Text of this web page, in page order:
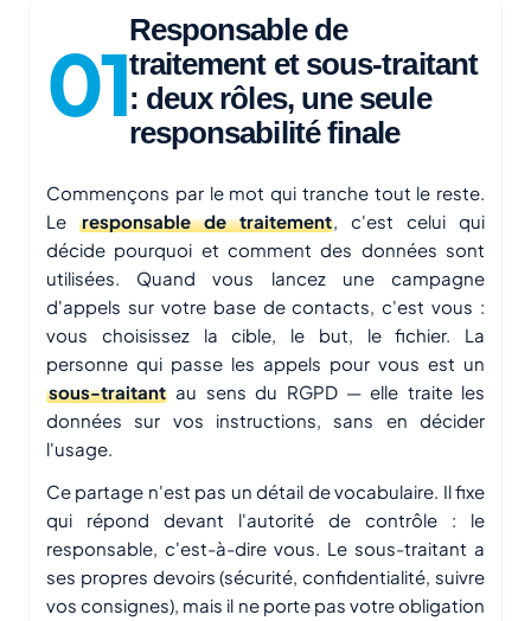
Responsable de
traitement et sous-traitant
: deux rôles, une seule
responsabilité finale
Commençons par le mot qui tranche tout le reste.
Le responsable de traitement, c'est celui qui
décide pourquoi et comment des données sont
utilisées. Quand vous lancez une campagne
d'appels sur votre base de contacts, c'est vous :
vous choisissez la cible, le but, le fichier. La
personne qui passe les appels pour vous est un
sous-traitant au sens du RGPD — elle traite les
données sur vos instructions, sans en décider
l'usage.
Ce partage n'est pas un détail de vocabulaire. Il fixe
qui répond devant l'autorité de contrôle : le
responsable, c'est-à-dire vous. Le sous-traitant a
ses propres devoirs (sécurité, confidentialité, suivre
vos consignes), mais il ne porte pas votre obligation